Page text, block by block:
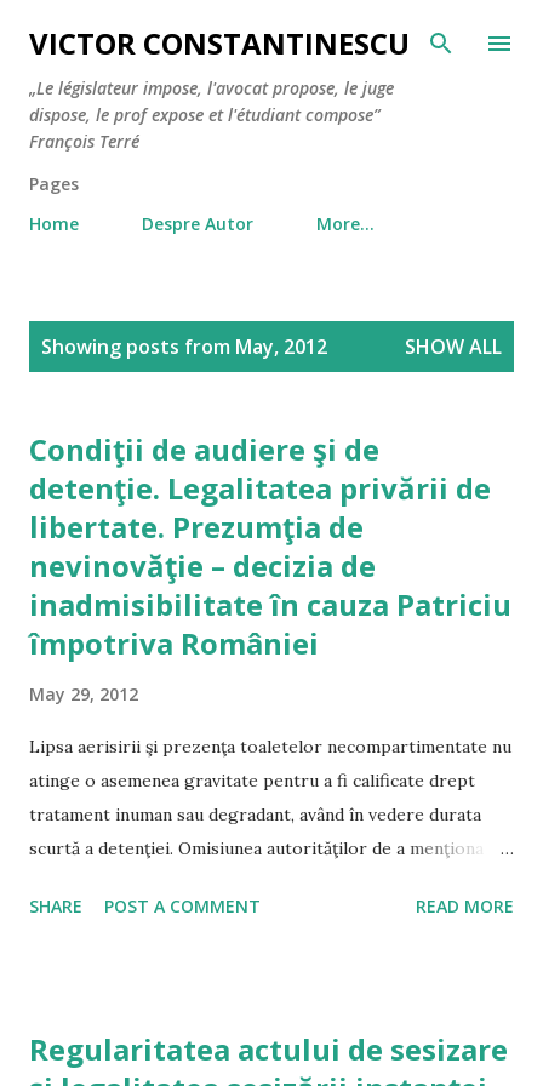
Skip to main content
VICTOR CONSTANTINESCU
„Le législateur impose, l'avocat propose, le juge
dispose, le prof expose et l'étudiant compose”
François Terré
Pages
Home
Despre Autor More…
Showing posts from May, 2012 SHOW ALL
Condiţii de audiere şi de
detenţie. Legalitatea privării de
libertate. Prezumţia de
nevinovăţie – decizia de
inadmisibilitate în cauza Patriciu
împotriva României
May 29, 2012
Lipsa aerisirii şi prezenţa toaletelor necompartimentate nu
atinge o asemenea gravitate pentru a fi calificate drept
tratament inuman sau degradant, având în vedere durata
scurtă a detenţiei. Omisiunea autorităţilor de a menţiona
C.pr.pen., nu duce prin ea însăşi la vicierea legalităţii
aceste suspiciuni se întemeiau pe o serie de documente,
SHARE POST A COMMENT READ MORE
Regularitatea actului de sesizare